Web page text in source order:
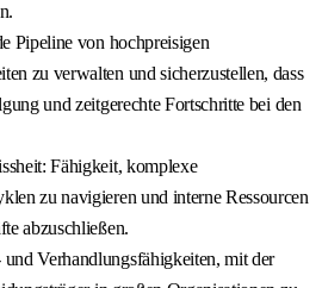
Pipeline von hochpreisigen
zu verwalten und sicherzustellen, dass
und zeitgerechte Fortschritte bei den
Fähigkeit, komplexe
zu navigieren und interne Ressourcen
abzuschließen.
Verhandlungsfähigkeiten, mit der